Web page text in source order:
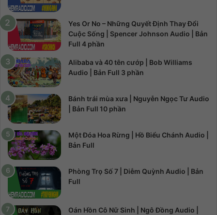
Yes Or No – Những Quyết Định Thay Đổi
Cuộc Sống | Spencer Johnson Audio | Bản
Full 4 phần
Alibaba và 40 tên cướp | Bob Williams
Audio | Bản Full 3 phần
Bánh trái mùa xưa | Nguyễn Ngọc Tư Audio
| Bản Full 10 phần
Một Đóa Hoa Rừng | Hồ Biểu Chánh Audio |
Bản Full
Phòng Trọ Số 7 | Diễm Quỳnh Audio | Bản
Full
Oán Hồn Cô Nữ Sinh | Ngô Đồng Audio |